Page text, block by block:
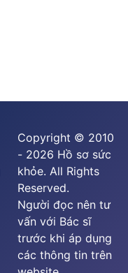
Copyright © 2010
- 2026 Hồ sơ sức
khỏe. All Rights
Reserved.
Người đọc nên tư
vấn với Bác sĩ
trước khi áp dụng
các thông tin trên